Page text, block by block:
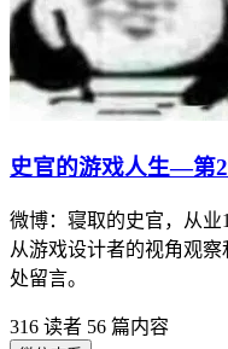
史官的游戏人生—第
微博：寝取的史官，从
从游戏设计者的视角观
处留言。
316 读者 56 篇内容